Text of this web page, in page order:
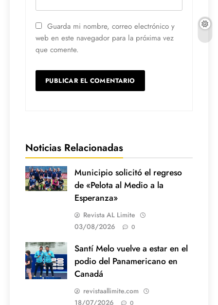
Guarda mi nombre, correo electrónico y
web en este navegador para la próxima vez
que comente.
Noticias Relacionadas
Municipio solicitó el regreso
de «Pelota al Medio a la
Esperanza»
Revista AL Limite
03/08/2026
0
Santí Melo vuelve a estar en el
podio del Panamericano en
Canadá
revistaallimite.com
18/07/2026
0